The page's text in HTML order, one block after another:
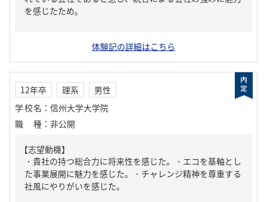
を感じたため。
体験記の詳細はこちら
12年卒 理系
男性
学校名 ： 信州大学大学院
職種 ： 非公開
【志望動機】
・貴社の持つ総合力に将来性を感じた。・エコを基軸とし
た事業展開に魅力を感じた。・チャレンジ精神を尊重する
社風にやりがいを感じた。